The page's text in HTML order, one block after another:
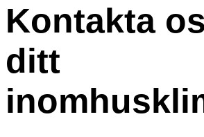
Kontakta
ditt